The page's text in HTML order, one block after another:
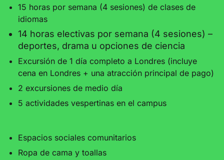
15 horas por semana (4 sesiones) de clases de
idiomas
14 horas electivas por semana (4 sesiones) –
deportes, drama u opciones de ciencia
Excursión de 1 día completo a Londres (incluye
cena en Londres + una atracción principal de pago)
2 excursiones de medio día
5 actividades vespertinas en el campus
Espacios sociales comunitarios
Ropa de cama y toallas